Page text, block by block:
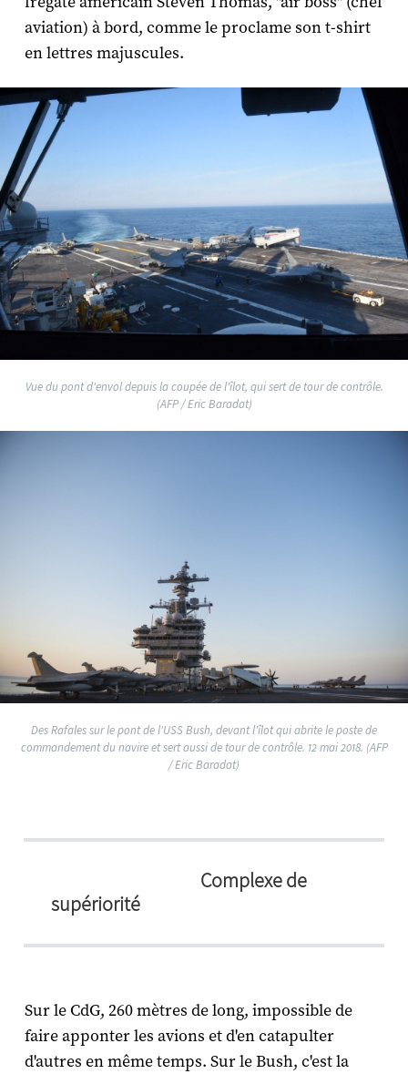
aviation) à bord, comme le proclame son t-shirt
en lettres majuscules.
Vue du pont d'envol depuis la coupée de l'îlot, qui sert de tour de contrôle.
(AFP / Eric Baradat)
Des Rafales sur le pont de l'USS Bush, devant l'îlot qui abrite le poste de
commandement du navire et sert aussi de tour de contrôle. 12 mai 2018. (AFP
/ Eric Baradat)
Complexe de
supériorité
Sur le CdG, 260 mètres de long, impossible de
faire apponter les avions et d'en catapulter
d'autres en même temps. Sur le Bush, c'est la